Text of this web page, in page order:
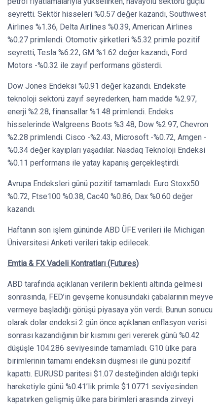
seyretti. Sektör hisseleri %0.57 değer kazandı, Southwest
Airlines %1.36, Delta Airlines %0.39, American Airlines
%0.27 primlendi. Otomotiv şirketleri %5.32 primle pozitif
seyretti, Tesla %6.22, GM %1.62 değer kazandı, Ford
Motors -%0.32 ile zayıf performans gösterdi.
Dow Jones Endeksi %0.91 değer kazandı. Endekste
teknoloji sektörü zayıf seyrederken, ham madde %2.97,
enerji %2.28, finansallar %1.48 primlendi. Endeks
hisselerinde Walgreens Boots %3.48, Dow %2.97, Chevron
%2.28 primlendi. Cisco -%2.43, Microsoft -%0.72, Amgen -
%0.34 değer kayıpları yaşadılar. Nasdaq Teknoloji Endeksi
%0.11 performans ile yatay kapanış gerçekleştirdi.
Avrupa Endeksleri günü pozitif tamamladı. Euro Stoxx50
%0.72, Ftse100 %0.38, Cac40 %0.86, Dax %0.60 değer
kazandı.
Haftanın son işlem gününde ABD ÜFE verileri ile Michigan
Üniversitesi Anketi verileri takip edilecek.
Emtia & FX Vadeli Kontratları (Futures)
ABD tarafında açıklanan verilerin beklenti altında gelmesi
sonrasında, FED’in gevşeme konusundaki çabalarının meyve
vermeye başladığı görüşü piyasaya yön verdi. Bunun sonucu
olarak dolar endeksi 2 gün önce açıklanan enflasyon verisi
sonrası kazandığının bir kısmını geri vererek günü %0.42
düşüşle 104.286 seviyesinde tamamladı. G10 ülke para
birimlerinin tamamı endeksin düşmesi ile günü pozitif
kapattı. EURUSD paritesi $1.07 desteğinden aldığı tepki
hareketiyle günü %0.41’lik primle $1.0771 seviyesinden
kapatırken gelişmiş ülke para birimleri arasında zirveyi